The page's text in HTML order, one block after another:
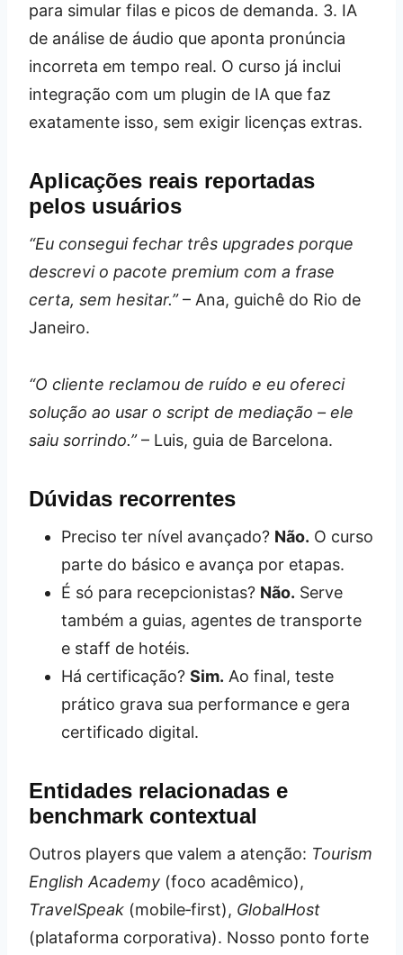
para simular filas e picos de demanda. 3. IA
de análise de áudio que aponta pronúncia
incorreta em tempo real. O curso já inclui
integração com um plugin de IA que faz
exatamente isso, sem exigir licenças extras.
Aplicações reais reportadas
pelos usuários
“Eu consegui fechar três upgrades porque
descrevi o pacote premium com a frase
certa, sem hesitar.”– Ana, guichê do Rio de
Janeiro.
“O cliente reclamou de ruído e eu ofereci
solução ao usar o script de mediação – ele
saiu sorrindo.”– Luis, guia de Barcelona.
Dúvidas recorrentes
Preciso ter nível avançado? Não. O curso
parte do básico e avança por etapas.
É só para recepcionistas? Não. Serve
também a guias, agentes de transporte
e staff de hotéis.
Há certificação? Sim. Ao final, teste
prático grava sua performance e gera
certificado digital.
Entidades relacionadas e
benchmark contextual
Outros players que valem a atenção: Tourism
English Academy (foco acadêmico),
TravelSpeak (mobile‑first), GlobalHost
(plataforma corporativa). Nosso ponto forte